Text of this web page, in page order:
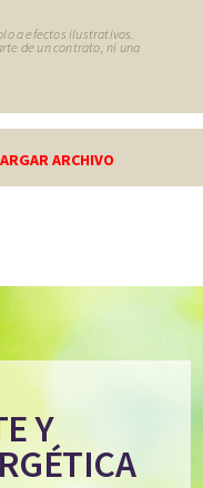
a efectos ilustrativos.
de un contrato, ni una
ARCHIVO
Y